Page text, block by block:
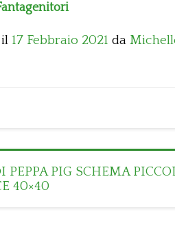
17 Febbraio 2021 da
PEPPA PIG SCHEMA
40×40